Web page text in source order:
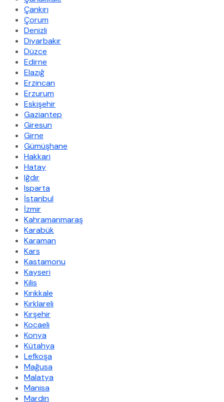
Çankırı
Çorum
Denizli
Diyarbakır
Düzce
Edirne
Elazığ
Erzincan
Erzurum
Eskişehir
Gaziantep
Giresun
Girne
Gümüşhane
Hakkari
Hatay
Iğdır
Isparta
İstanbul
İzmir
Kahramanmaraş
Karabük
Karaman
Kars
Kastamonu
Kayseri
Kilis
Kırıkkale
Kırklareli
Kırşehir
Kocaeli
Konya
Kütahya
Lefkoşa
Mağusa
Malatya
Manisa
Mardin